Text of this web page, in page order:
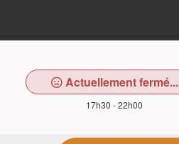
Actuellement fermé...
17h30 - 22h00